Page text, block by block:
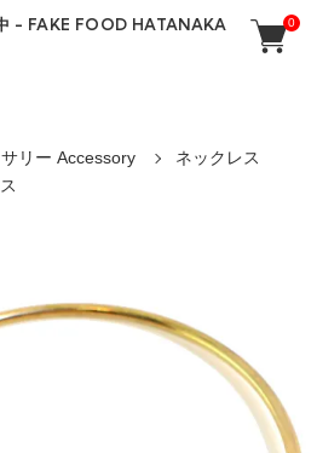
- FAKE FOOD HATANAKA 0
リー Accessory
ネックレス